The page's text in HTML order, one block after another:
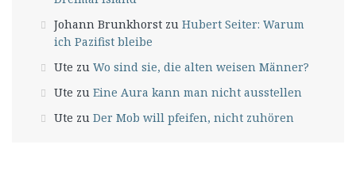
Johann Brunkhorst zu Hubert Seiter: Warum
ich Pazifist bleibe
Ute zu Wo sind sie, die alten weisen Männer?
Ute zu Eine Aura kann man nicht ausstellen
Ute zu Der Mob will pfeifen, nicht zuhören